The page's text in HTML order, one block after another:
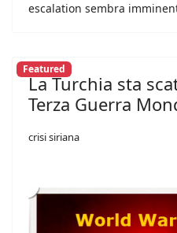
escalation sembra
Featured
La Turchia sta
Terza Guerra
crisi siriana